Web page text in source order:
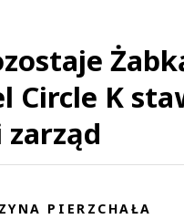
Circle K
PIERZCHAŁA